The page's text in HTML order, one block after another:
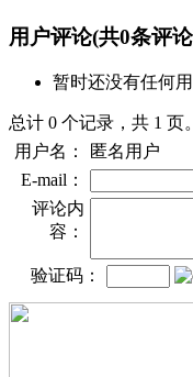
用户评论(共0条评
暂时还没有任何
总计 0 个记录，共 1 页
用户名：
匿名用户
E-mail：
评论内
容：
验证码：